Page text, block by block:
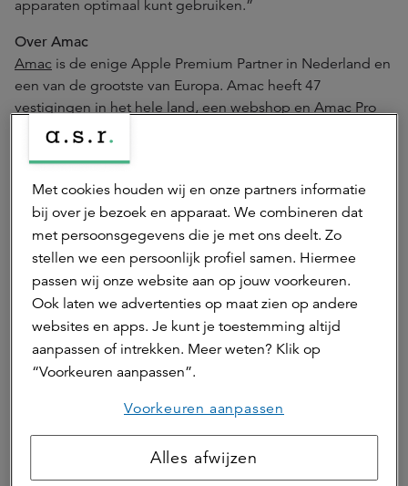
apparaten optimaal kunt gebruiken.”
Over Amac
Amac is de enige Apple Premium Partner in Nederland en
een van de grootste van Europa. Amac heeft 47
vestigingen in het hele land, een webshop en Amac Pro
voor zakelijke klanten en onderwijs. Amac biedt een
het bedrijf nog andere diensten aan Apple-gebruikers,
waaronder een reparatieservice, overzetservice, 1:1
sessies en trainingen in het gebruik van Apple-producten.
Voor zakelijke klanten is een Managed Service Provider
propositie beschikbaar, evenals Apple Consultancy,
beheer- en beveiligingsoplossingen.
ASR Dutch Mobility Office Fund
Met cookies houden wij en onze partners informatie
bij over je bezoek en apparaat. We combineren dat
met persoonsgegevens die je met ons deelt. Zo
stellen we een persoonlijk profiel samen. Hiermee
passen wij onze website aan op jouw voorkeuren.
Ook laten we advertenties op maat zien op andere
websites en apps. Je kunt je toestemming altijd
aanpassen of intrekken. Meer weten? Klik op
“Voorkeuren aanpassen”.
Voorkeuren aanpassen
Alles afwijzen